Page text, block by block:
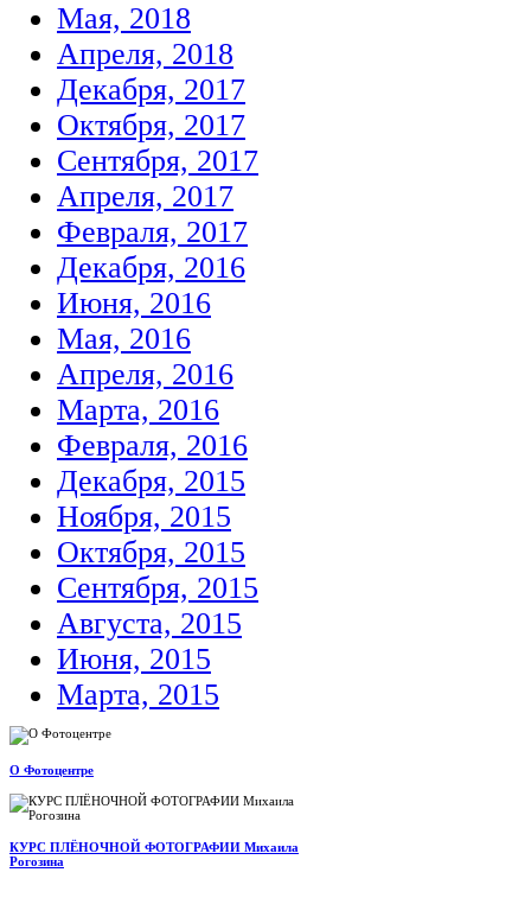
Мая, 2018
Апреля, 2018
Декабря, 2017
Октября, 2017
Сентября, 2017
Апреля, 2017
Февраля, 2017
Декабря, 2016
Июня, 2016
Мая, 2016
Апреля, 2016
Марта, 2016
Февраля, 2016
Декабря, 2015
Ноября, 2015
Октября, 2015
Сентября, 2015
Августа, 2015
Июня, 2015
Марта, 2015
О Фотоцентре
КУРС ПЛЁНОЧНОЙ ФОТОГРАФИИ Михаила
Рогозина